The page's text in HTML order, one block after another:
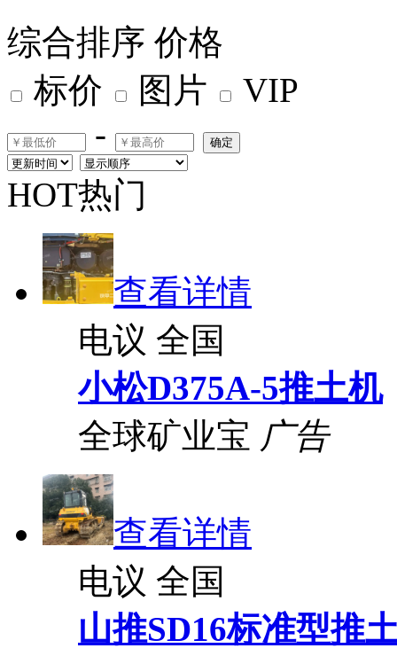
综合排序 价格
标价
图片
VIP
-
确定
HOT热门
查看详情
电议 全国
小松D375A-5推土机
全球矿业宝 广告
查看详情
电议 全国
山推SD16标准型推